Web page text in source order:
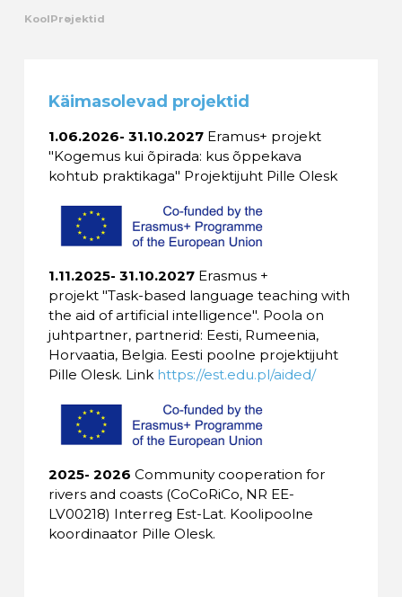
KoolProjektid
Käimasolevad projektid
1.06.2026- 31.10.2027Eramus+ projekt
"Kogemus kui õpirada: kus õppekava
kohtub praktikaga" Projektijuht Pille Olesk
1.11.2025- 31.10.2027 Erasmus +
projekt "Task-based language teaching with
the aid of artificial intelligence". Poola on
juhtpartner, partnerid: Eesti, Rumeenia,
Horvaatia, Belgia. Eesti poolne projektijuht
Pille Olesk. Link https://est.edu.pl/aided/
2025- 2026 Community cooperation for
rivers and coasts (CoCoRiCo, NR EE-
LV00218) Interreg Est-Lat. Koolipoolne
koordinaator Pille Olesk.